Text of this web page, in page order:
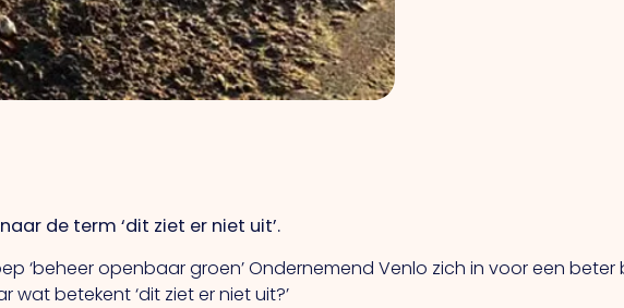
de term ‘dit ziet er niet uit’.
‘beheer openbaar groen’ Ondernemend Venlo zich in voor een
wat betekent ‘dit ziet er niet uit?’